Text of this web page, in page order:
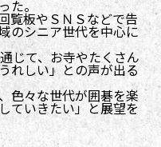
た。
覧板やＳＮＳなどで告
のシニア世代を中心に
じて、お寺やたくさん
れしい」との声が出る
色々な世代が囲碁を楽
ていきたい」と展望を